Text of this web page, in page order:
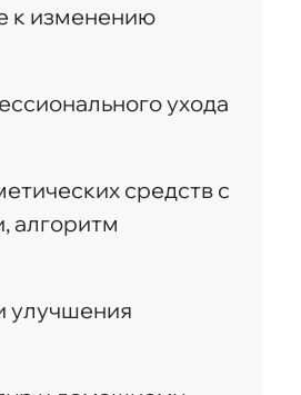
к изменению
ухода
средств с
алгоритм
улучшения